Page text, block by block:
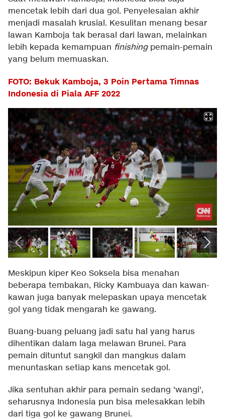
mencetak lebih dari dua gol. Penyelesaian akhir
menjadi masalah krusial. Kesulitan menang besar
lawan Kamboja tak berasal dari lawan, melainkan
lebih kepada kemampuan finishingpemain-pemain
yang belum memuaskan.
FOTO: Bekuk Kamboja, 3 Poin Pertama Timnas
Indonesia di Piala AFF 2022
Meskipun kiper Keo Soksela bisa menahan
beberapa tembakan, Ricky Kambuaya dan kawan-
kawan juga banyak melepaskan upaya mencetak
gol yang tidak mengarah ke gawang.
Buang-buang peluang jadi satu hal yang harus
dihentikan dalam laga melawan Brunei. Para
pemain dituntut sangkil dan mangkus dalam
menuntaskan setiap kans mencetak gol.
Jika sentuhan akhir para pemain sedang 'wangi',
seharusnya Indonesia pun bisa melesakkan lebih
dari tiga gol ke gawang Brunei.